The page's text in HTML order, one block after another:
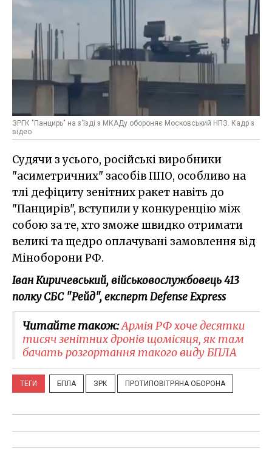
ЗРГК "Панцирь" на з'їзді з МКАДу обороняє Московський НПЗ. Кадр з
відео
Судячи з усього, російські виробники
"асиметричних" засобів ППО, особливо на
тлі дефіциту зенітних ракет навіть до
"Панцирів", вступили у конкуренцію між
собою за те, хто зможе швидко отримати
великі та щедро оплачувані замовлення від
Міноборони РФ.
Іван Киричевський, військовослужбовець 413
полку СБС "Рейд", експерт Defense Express
Читайте також:Армія РФ хоче десятки
тисяч зенітних дронів щомісяця, як там
бачать розгортання такого виду БПЛА
ТЕГИ БПЛА ЗРК ПРОТИПОВІТРЯНА ОБОРОНА